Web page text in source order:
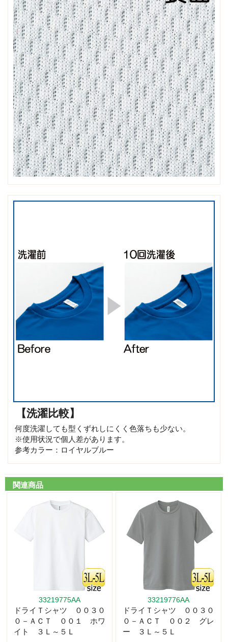
【洗濯比較】
何度洗濯しても型くずれしにくく色落ちも少ない。
※使用状況で個人差があります。
参考カラー：ロイヤルブルー
関連商品
33219775AA
ドライＴシャツ ００３０
０－ＡＣＴ ００１ ホワ
イト ３Ｌ～５Ｌ
33219776AA
ドライＴシャツ ００３０
０－ＡＣＴ ００２ グレ
ー ３Ｌ～５Ｌ